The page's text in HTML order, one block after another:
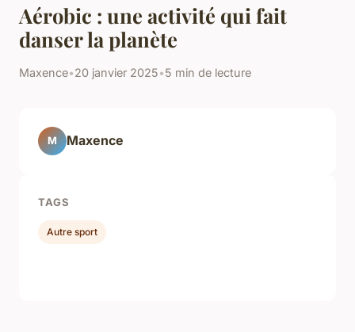
Aérobic : une activité qui fait
danser la planète
Maxence•20 janvier 2025•5 min de lecture
M Maxence
TAGS
Autre sport